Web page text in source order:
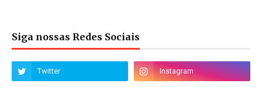
Siga nossas Redes Sociais